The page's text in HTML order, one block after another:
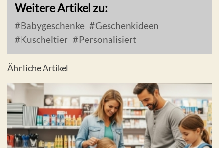
Weitere Artikel zu:
Babygeschenke
Geschenkideen
Kuscheltier
Personalisiert
Ähnliche Artikel